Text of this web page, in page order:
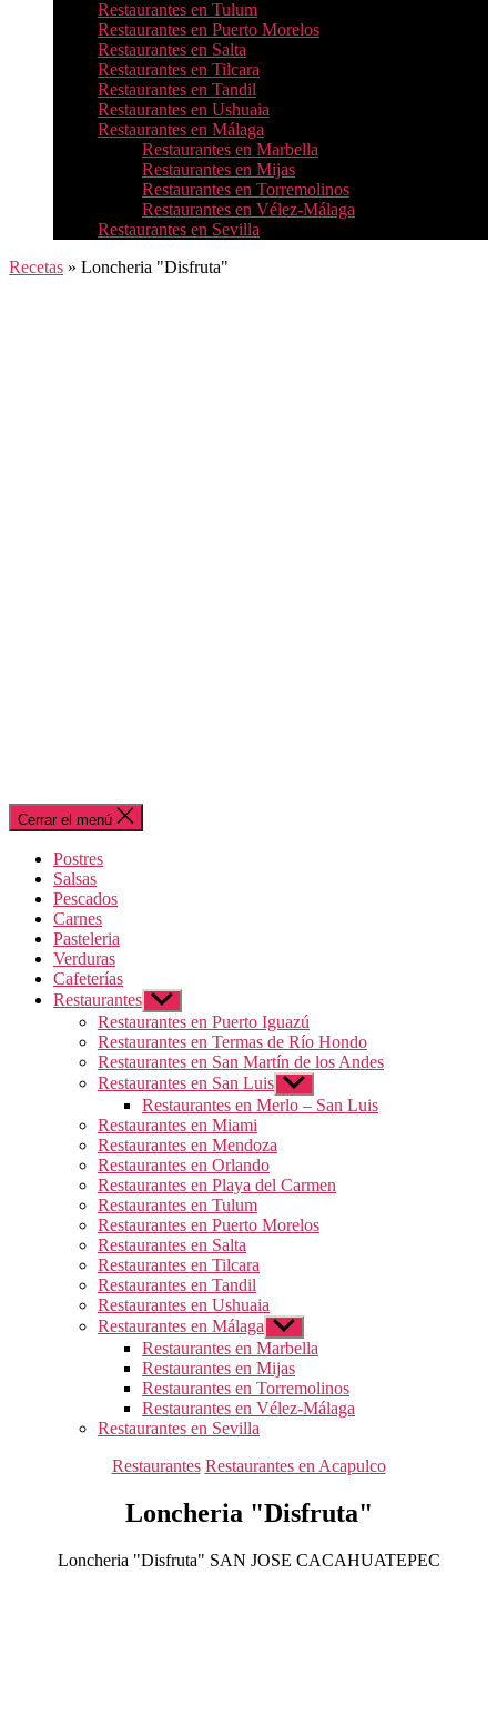
Restaurantes en Tulum
Restaurantes en Puerto Morelos
Restaurantes en Salta
Restaurantes en Tilcara
Restaurantes en Tandil
Restaurantes en Ushuaia
Restaurantes en Málaga
Restaurantes en Marbella
Restaurantes en Mijas
Restaurantes en Torremolinos
Restaurantes en Vélez-Málaga
Restaurantes en Sevilla
Recetas » Loncheria "Disfruta"
Cerrar el menú
Postres
Salsas
Pescados
Carnes
Pasteleria
Verduras
Cafeterías
Restaurantes Mostrar
el
submenú
Restaurantes en Puerto Iguazú
Restaurantes en Termas de Río Hondo
Restaurantes en San Martín de los Andes
Restaurantes en San Luis Mostrar
el
submenú
Restaurantes en Merlo – San Luis
Restaurantes en Miami
Restaurantes en Mendoza
Restaurantes en Orlando
Restaurantes en Playa del Carmen
Restaurantes en Tulum
Restaurantes en Puerto Morelos
Restaurantes en Salta
Restaurantes en Tilcara
Restaurantes en Tandil
Restaurantes en Ushuaia
Restaurantes en Málaga Mostrar
el
submenú
Restaurantes en Marbella
Restaurantes en Mijas
Restaurantes en Torremolinos
Restaurantes en Vélez-Málaga
Restaurantes en Sevilla
Categorías
Restaurantes Restaurantes en Acapulco
Loncheria "Disfruta"
Loncheria "Disfruta" SAN JOSE CACAHUATEPEC